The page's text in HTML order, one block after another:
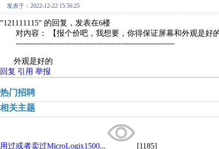
发表于：2022-12-22 15:56:25
"121111115" 的回复，发表在6楼
对内容： 【报个价吧，我想要，你得保证屏幕和外观是好
-----------------------------------------------------------------
外观是好的
回复 引用 举报
热门招聘
相关主题
用过或者卖过MicroLogix1500... [1185]